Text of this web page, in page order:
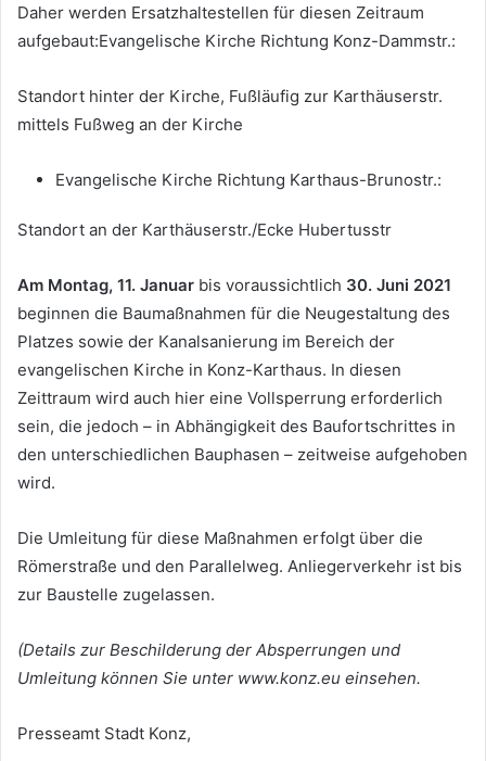
Daher werden Ersatzhaltestellen für diesen Zeitraum
aufgebaut:Evangelische Kirche Richtung Konz-Dammstr.:
Standort hinter der Kirche, Fußläufig zur Karthäuserstr.
mittels Fußweg an der Kirche
Evangelische Kirche Richtung Karthaus-Brunostr.:
Standort an der Karthäuserstr./Ecke Hubertusstr
Am Montag, 11. Januar bis voraussichtlich 30. Juni 2021
beginnen die Baumaßnahmen für die Neugestaltung des
Platzes sowie der Kanalsanierung im Bereich der
evangelischen Kirche in Konz-Karthaus. In diesen
Zeittraum wird auch hier eine Vollsperrung erforderlich
sein, die jedoch – in Abhängigkeit des Baufortschrittes in
den unterschiedlichen Bauphasen – zeitweise aufgehoben
wird.
Die Umleitung für diese Maßnahmen erfolgt über die
Römerstraße und den Parallelweg. Anliegerverkehr ist bis
zur Baustelle zugelassen.
(Details zur Beschilderung der Absperrungen und
Umleitung können Sie unter www.konz.eu einsehen.
Presseamt Stadt Konz,